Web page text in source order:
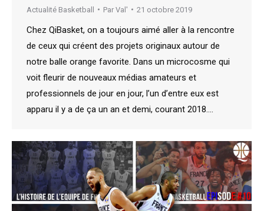
Actualité Basketball Par Val' 21 octobre 2019
Chez QiBasket, on a toujours aimé aller à la rencontre
de ceux qui créent des projets originaux autour de
notre balle orange favorite. Dans un microcosme qui
voit fleurir de nouveaux médias amateurs et
professionnels de jour en jour, l’un d’entre eux est
apparu il y a de ça un an et demi, courant 2018.…